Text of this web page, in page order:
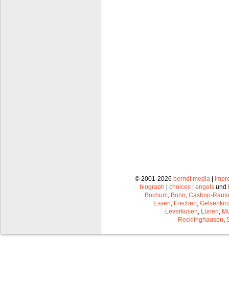
© 2001-2026 berndt media |
biograph | choices | engels und
Bochum Bonn Castrop-
Essen Frechen
Leverkusen Lünen
Recklinghausen